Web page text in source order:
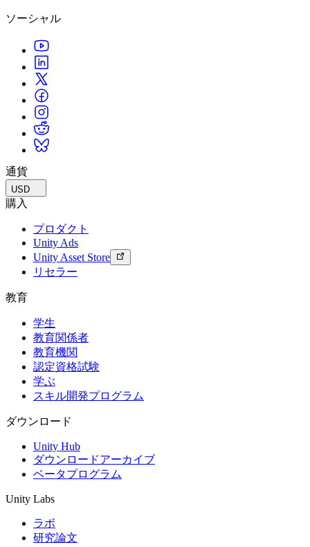
Unity がサポートする 25 以上のプラットフォームを見る
LiveOps
ローンチ後のインサイトとライブゲームオペレーション
成長
詳しく見る
発見され、モバイルユーザーを獲得する
ストアとD2C全体でIAPを管理
収益化
Unity で宣伝
Unity で収益化
活用事例
モバイルゲーム
Unity でモバイル向けヒット作を制作して成長させる
インディーゲーム
少人数のチームで大規模なゲームを開発する
XR ゲーム
XR ゲームを複数プラットフォーム向けにローンチする
マルチプレイヤーゲーム
マルチプレイヤーゲーム制作を簡素化
運用の卓越性を達成する
小売
店内体験をオンライン体験に変換する
自動車
イノベーションと車内体験を促進する
すべての業界を見る
技術用語のライブラリ
ケーススタディ
実際の成功事例
ベストプラクティスガイド
専門家のヒントとコツ
デモ
デモ、サンプル、ビルディングブロック
すべてのリソース
新機能
ブログ
更新情報、情報、技術的ヒント
お知らせ
ニュース、ストーリー、プレスセンター
ライブストリーム
Unity Awards
世界中のUnityクリエイターを祝う
Unity は初めてですか？旅を始めましょう
ハウツーガイド
実用的なヒントとベストプラクティス
教育
学生向け
キャリアをスタートさせる
教育を大幅に強化
教育機関向けライセンス
認定教材
Unityのマスタリーを証明する
ソーシャル
通貨
USD
購入
プロダクト
Unity Ads
Unity Asset Store
リセラー
教育
学生
教育関係者
教育機関
認定資格試験
学ぶ
スキル開発プログラム
ダウンロード
Unity Hub
ダウンロードアーカイブ
ベータプログラム
Unity Labs
ラボ
研究論文